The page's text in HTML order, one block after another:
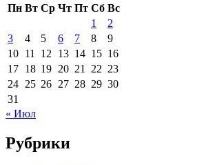
Пн Вт Ср Чт Пт Сб Вс
1
2
3
4 5 6 7 8
9
10 11 12 13 14 15 16
17 18 19 20 21 22 23
24 25 26 27 28 29 30
31
« Июл
Рубрики